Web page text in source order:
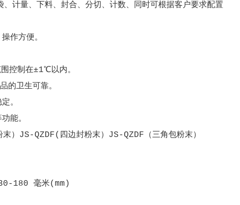
计量、下料、封合、分切、计数、同时可根据客户要求配置
作方便。
围控制在±1℃以内。
的卫生可靠。
。
能。
）JS-QZDF(四边封粉末）JS-QZDF（三角包粉末）
180 毫米(mm)